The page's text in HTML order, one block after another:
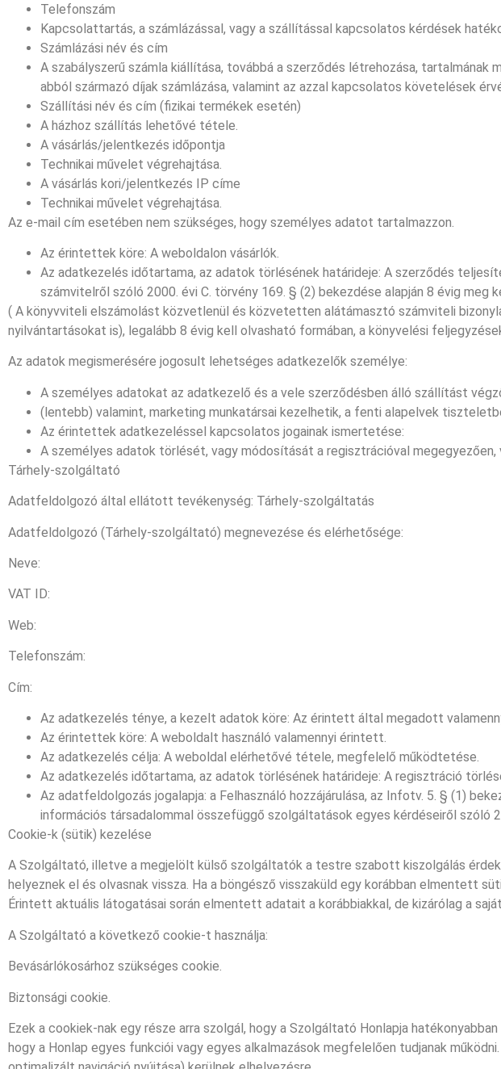
Telefonszám
Kapcsolattartás, a számlázással, vagy a szállítással kapcsolatos kérdések
Számlázási név és cím
A szabályszerű számla kiállítása, továbbá a szerződés létrehozása,
abból származó díjak számlázása, valamint az azzal kapcsolatos követelések
Szállítási név és cím (fizikai termékek esetén)
A házhoz szállítás lehetővé tétele.
A vásárlás/jelentkezés időpontja
Technikai művelet végrehajtása.
A vásárlás kori/jelentkezés IP címe
Technikai művelet végrehajtása.
Az e-mail cím esetében nem szükséges, hogy személyes adatot tartalmazzon.
Az érintettek köre: A weboldalon vásárlók.
Az adatkezelés időtartama, az adatok törlésének határideje: A szerződés
számvitelről szóló 2000. évi C. törvény 169. § (2) bekezdése alapján 8 évig meg
( A könyvviteli elszámolást közvetlenül és közvetetten alátámasztó számviteli
nyilvántartásokat is), legalább 8 évig kell olvasható formában, a könyvelési
Az adatok megismerésére jogosult lehetséges adatkezelők személye:
A személyes adatokat az adatkezelő és a vele szerződésben álló szállítást
(lentebb) valamint, marketing munkatársai kezelhetik, a fenti alapelvek
Az érintettek adatkezeléssel kapcsolatos jogainak ismertetése:
A személyes adatok törlését, vagy módosítását a regisztrációval
Tárhely-szolgáltató
Adatfeldolgozó által ellátott tevékenység: Tárhely-szolgáltatás
Adatfeldolgozó (Tárhely-szolgáltató) megnevezése és elérhetősége:
Neve:
VAT ID:
Web:
Telefonszám:
Cím:
Az adatkezelés ténye, a kezelt adatok köre: Az érintett által megadott
Az érintettek köre: A weboldalt használó valamennyi érintett.
Az adatkezelés célja: A weboldal elérhetővé tétele, megfelelő működtetése.
Az adatkezelés időtartama, az adatok törlésének határideje: A regisztráció
Az adatfeldolgozás jogalapja: a Felhasználó hozzájárulása, az Infotv. 5. § (1)
információs társadalommal összefüggő szolgáltatások egyes kérdéseiről szóló
Cookie-k (sütik) kezelése
A Szolgáltató, illetve a megjelölt külső szolgáltatók a testre szabott kiszolgálás
helyeznek el és olvasnak vissza. Ha a böngésző visszaküld egy korábban elmentett
Érintett aktuális látogatásai során elmentett adatait a korábbiakkal, de kizárólag a
A Szolgáltató a következő cookie-t használja:
Bevásárlókosárhoz szükséges cookie.
Biztonsági cookie.
Ezek a cookiek-nak egy része arra szolgál, hogy a Szolgáltató Honlapja
hogy a Honlap egyes funkciói vagy egyes alkalmazások megfelelően tudjanak